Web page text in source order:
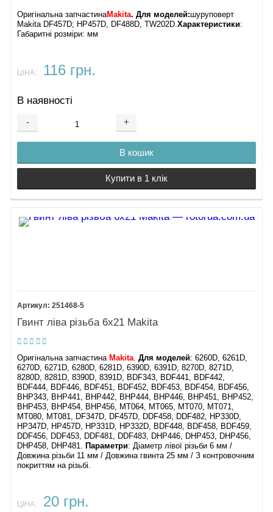
Оригінальна запчастинаMakita. Для моделей:шуруповерт
Makita DF457D; HP457D, DF488D, TW202D.Характеристики:
Габаритні розміри: мм
ЦІНА: 116 грн.
В наявності
- +
В кошик
Купити в 1 клік
251468-5
Гвинт ліва різьба 6х21 Makita
Оригінальна запчастина Makita .Для моделей: 6260D, 6261D,
6270D, 6271D, 6280D, 6281D, 6390D, 6391D, 8270D, 8271D,
8280D, 8281D, 8390D, 8391D, BDF343, BDF441, BDF442,
BDF444, BDF446, BDF451, BDF452, BDF453, BDF454, BDF456,
BHP343, BHP441, BHP442, BHP444, BHP446, BHP451, BHP452,
BHP453, BHP454, BHP456, MT064, MT065, MT070, MT071,
MT080, MT081, DF347D, DF457D, DDF458, DDF482, HP330D,
HP347D, HP457D, HP331D, HP332D, BDF448, BDF458, BDF459,
DDF456, DDF453, DDF481, DDF483, DHP446, DHP453, DHP456,
DHP458, DHP481​.
Параметри: Діаметр лівої різьби 6 мм /
Довжина різьби 11 мм / Довжина гвинта 25 мм / З контровочним
покриттям на різьбі.
ЦІНА: 20 грн.